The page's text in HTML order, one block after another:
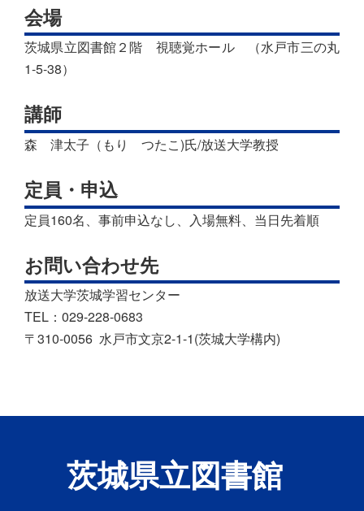
会場
茨城県立図書館２階 視聴覚ホール （水戸市三の丸
1-5-38）
講師
森 津太子（もり つたこ)氏/放送大学教授
定員・申込
定員160名、事前申込なし、入場無料、当日先着順
お問い合わせ先
放送大学茨城学習センター
TEL：029-228-0683
〒310-0056 水戸市文京2-1-1(茨城大学構内)
茨城県立図書館